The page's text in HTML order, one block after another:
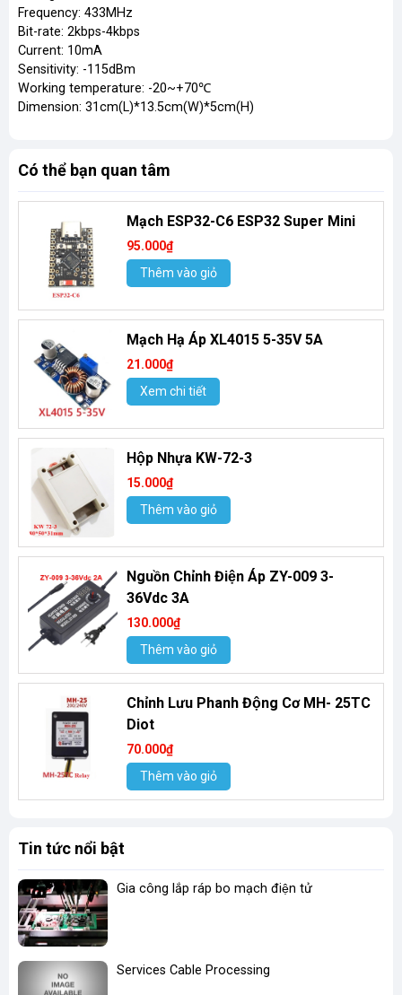
Frequency: 433MHz
Bit-rate: 2kbps-4kbps
Current: 10mA
Sensitivity: -115dBm
Working temperature: -20~+70℃
Dimension: 31cm(L)*13.5cm(W)*5cm(H)
Có thể bạn quan tâm
Mạch ESP32-C6 ESP32 Super Mini
95.000₫
Thêm vào giỏ
Mạch Hạ Áp XL4015 5-35V 5A
21.000₫
Xem chi tiết
Hộp Nhựa KW-72-3
15.000₫
Thêm vào giỏ
Nguồn Chỉnh Điện Áp ZY-009 3-
36Vdc 3A
130.000₫
Thêm vào giỏ
Chỉnh Lưu Phanh Động Cơ MH- 25TC
Diot
70.000₫
Thêm vào giỏ
Tin tức nổi bật
Gia công lắp ráp bo mạch điện tử
Services Cable Processing